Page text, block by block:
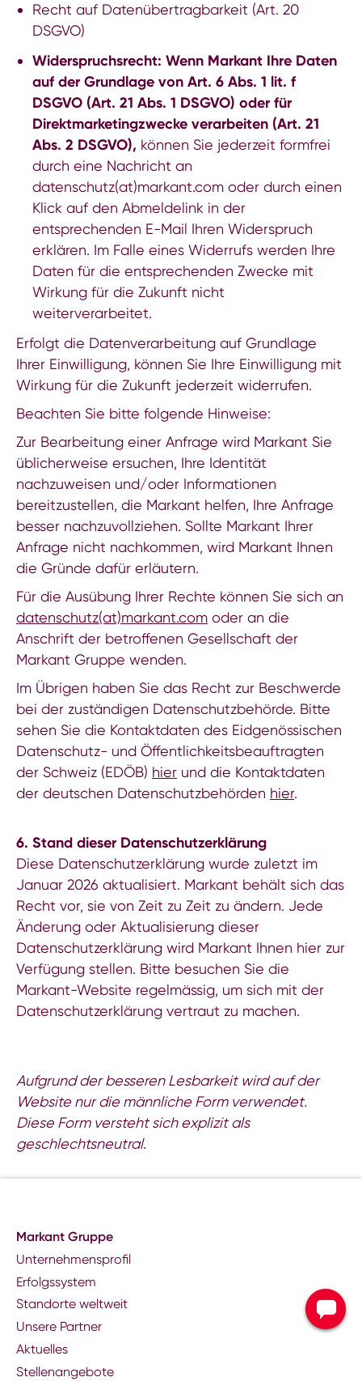
Recht auf Datenübertragbarkeit (Art. 20
DSGVO)
Widerspruchsrecht: Wenn Markant Ihre Daten
auf der Grundlage von Art. 6 Abs. 1 lit. f
DSGVO (Art. 21 Abs. 1 DSGVO) oder für
Direktmarketingzwecke verarbeiten (Art. 21
Abs. 2 DSGVO), können Sie jederzeit formfrei
durch eine Nachricht an
datenschutz(at)markant.comoder durch einen
Klick auf den Abmeldelink in der
entsprechenden E-Mail Ihren Widerspruch
erklären. Im Falle eines Widerrufs werden Ihre
Daten für die entsprechenden Zwecke mit
Wirkung für die Zukunft nicht
weiterverarbeitet.
Erfolgt die Datenverarbeitung auf Grundlage
Ihrer Einwilligung, können Sie Ihre Einwilligung mit
Wirkung für die Zukunft jederzeit widerrufen.
Beachten Sie bitte folgende Hinweise:
Zur Bearbeitung einer Anfrage wird Markant Sie
üblicherweise ersuchen, Ihre Identität
nachzuweisen und/oder Informationen
bereitzustellen, die Markant helfen, Ihre Anfrage
besser nachzuvollziehen. Sollte Markant Ihrer
Anfrage nicht nachkommen, wird Markant Ihnen
die Gründe dafür erläutern.
Für die Ausübung Ihrer Rechte können Sie sich an
datenschutz(at)markant.com oder an die
Anschrift der betroffenen Gesellschaft der
Markant Gruppe wenden.
Im Übrigen haben Sie das Recht zur Beschwerde
bei der zuständigen Datenschutzbehörde. Bitte
sehen Sie die Kontaktdaten des Eidgenössischen
Datenschutz- und Öffentlichkeitsbeauftragten
der Schweiz (EDÖB) hier und die Kontaktdaten
der deutschen Datenschutzbehörden hier.
6. Stand dieser Datenschutzerklärung
Diese Datenschutzerklärung wurde zuletzt im
Januar 2026 aktualisiert. Markant behält sich das
Recht vor, sie von Zeit zu Zeit zu ändern. Jede
Änderung oder Aktualisierung dieser
Datenschutzerklärung wird Markant Ihnen hier zur
Verfügung stellen. Bitte besuchen Sie die
Markant-Website regelmässig, um sich mit der
Datenschutzerklärung vertraut zu machen.
Aufgrund der besseren Lesbarkeit wird auf der
Website nur die männliche Form verwendet.
Diese Form versteht sich explizit als
geschlechtsneutral.
Markant Gruppe
Unternehmensprofil
Erfolgssystem
Standorte weltweit
Unsere Partner
Aktuelles
Stellenangebote
Kontakt zu Ihrer